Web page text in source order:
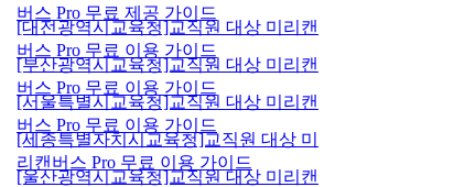
버스 Pro 무료 제공 가이드
[대전광역시교육청]교직원 대상 미리캔
버스 Pro 무료 이용 가이드
[부산광역시교육청]교직원 대상 미리캔
버스 Pro 무료 이용 가이드
[서울특별시교육청]교직원 대상 미리캔
버스 Pro 무료 이용 가이드
[세종특별자치시교육청]교직원 대상 미
리캔버스 Pro 무료 이용 가이드
[울산광역시교육청]교직원 대상 미리캔